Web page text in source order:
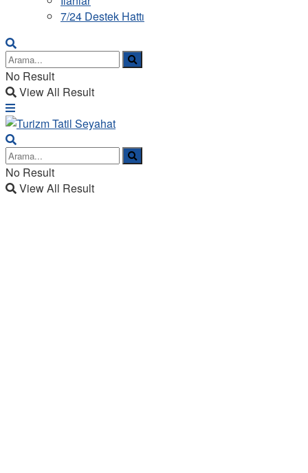
7/24 Destek Hattı
No Result
View All Result
No Result
View All Result